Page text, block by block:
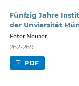
Fünfzig Jahre
der Unviersität
Peter Neuner
262-269
PDF